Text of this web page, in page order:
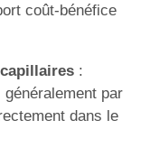
coût-bénéfice
:
généralement par
dans le